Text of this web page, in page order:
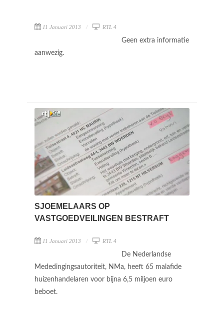
11 Januari 2013 RTL 4
Geen extra informatie
aanwezig.
SJOEMELAARS OP
VASTGOEDVEILINGEN BESTRAFT
11 Januari 2013 RTL 4
De Nederlandse
Mededingingsautoriteit, NMa, heeft 65 malafide
huizenhandelaren voor bijna 6,5 miljoen euro
beboet.